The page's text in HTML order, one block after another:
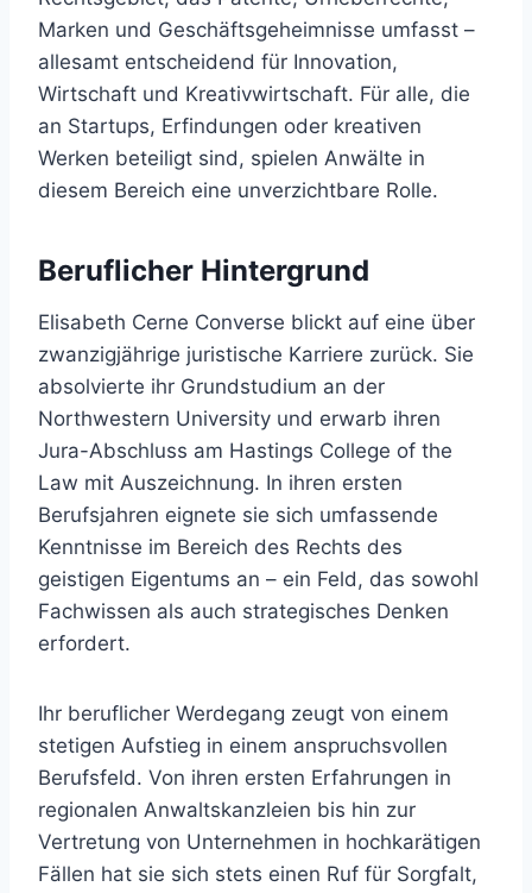
Marken und Geschäftsgeheimnisse umfasst –
allesamt entscheidend für Innovation,
Wirtschaft und Kreativwirtschaft. Für alle, die
an Startups, Erfindungen oder kreativen
Werken beteiligt sind, spielen Anwälte in
diesem Bereich eine unverzichtbare Rolle.
Beruflicher Hintergrund
Elisabeth Cerne Converse blickt auf eine über
zwanzigjährige juristische Karriere zurück. Sie
absolvierte ihr Grundstudium an der
Northwestern University und erwarb ihren
Jura-Abschluss am Hastings College of the
Law mit Auszeichnung. In ihren ersten
Berufsjahren eignete sie sich umfassende
Kenntnisse im Bereich des Rechts des
geistigen Eigentums an – ein Feld, das sowohl
Fachwissen als auch strategisches Denken
erfordert.
Ihr beruflicher Werdegang zeugt von einem
stetigen Aufstieg in einem anspruchsvollen
Berufsfeld. Von ihren ersten Erfahrungen in
regionalen Anwaltskanzleien bis hin zur
Vertretung von Unternehmen in hochkarätigen
Fällen hat sie sich stets einen Ruf für Sorgfalt,